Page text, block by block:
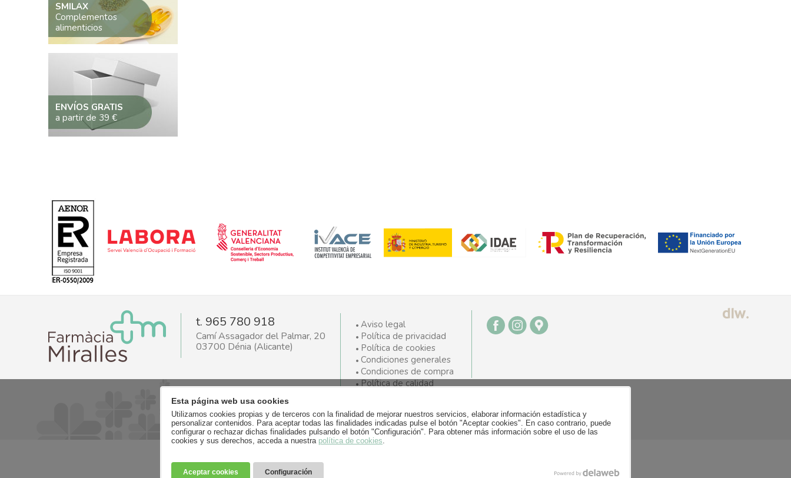
SMILAX
Complementos
alimenticios
ENVÍOS GRATIS
a partir de 39 €
t. 965 780 918
Camí Assagador del Palmar, 20
03700 Dénia (Alicante)
Aviso legal
Política de privacidad
Política de cookies
Condiciones generales
Condiciones de compra
Política de calidad
Esta página web usa cookies
Utilizamos cookies propias y de terceros con la finalidad de mejorar nuestros servicios, elaborar información estadística y
personalizar contenidos. Para aceptar todas las finalidades indicadas pulse el botón "Aceptar cookies". En caso contrario, puede
configurar o rechazar dichas finalidades pulsando el botón "Configuración". Para obtener más información sobre el uso de las
cookies y sus derechos, acceda a nuestra política de cookies.
Aceptar cookies Configuración